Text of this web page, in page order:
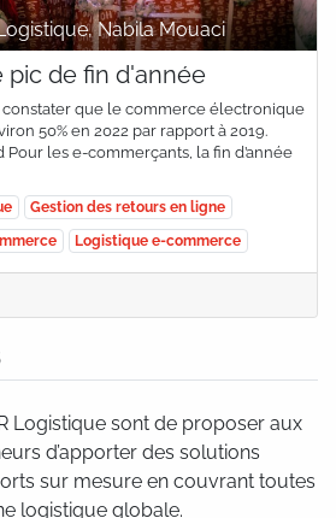
Nabila Mouaci
pic de fin d'année
constater que le commerce électronique
50% en 2022 par rapport à 2019.
les e-commerçants, la fin d’année
Gestion des retours en ligne
Logistique e-commerce
Logistique sont de proposer aux
d’apporter des solutions
sur mesure en couvrant toutes
logistique globale.